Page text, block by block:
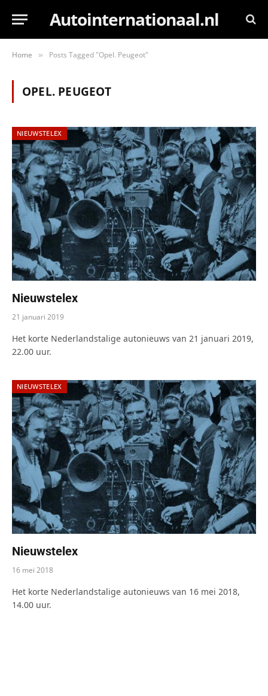
Autointernationaal.nl
Home » Posts Tagged "Opel. Peugeot"
OPEL. PEUGEOT
NIEUWSTELEX
Nieuwstelex
21 januari 2019
Het korte Nederlandstalige autonieuws van 21 januari 2019,
22.00 uur.
NIEUWSTELEX
Nieuwstelex
16 mei 2018
Het korte Nederlandstalige autonieuws van 16 mei 2018,
14.00 uur.